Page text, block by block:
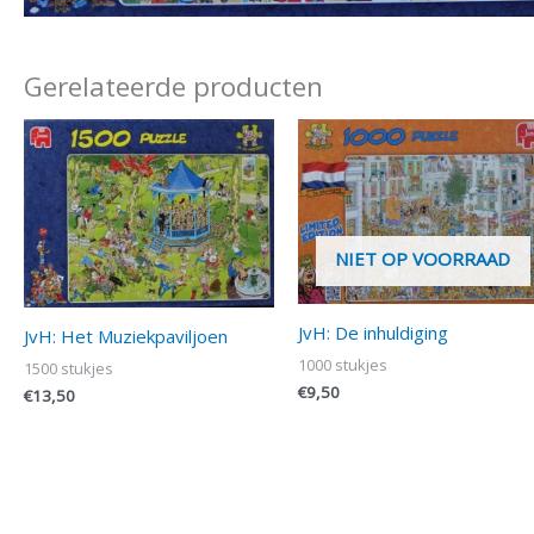
Gerelateerde producten
JvH: Het Muziekpaviljoen
1500 stukjes
€13,50
NIET OP VOORRAAD
JvH: De inhuldiging
1000 stukjes
€9,50